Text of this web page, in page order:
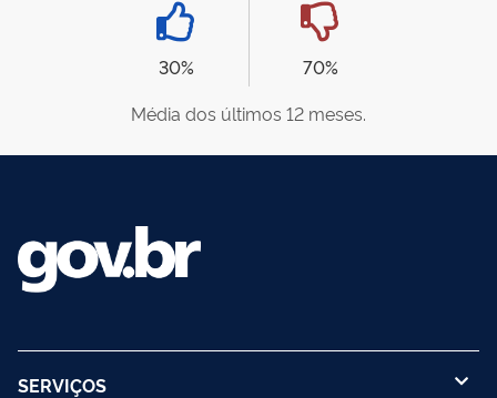
30%
70%
Média dos últimos 12 meses.
SERVIÇOS